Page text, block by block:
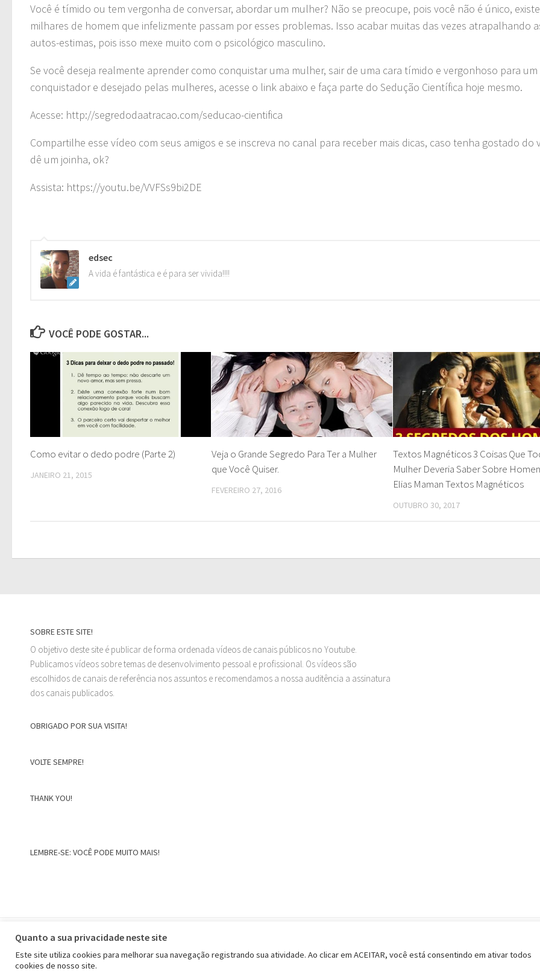
Você é tímido ou tem vergonha de conversar, abordar um mulher? Não se preocupe, pois você não é único,
milhares de homem que infelizmente passam por esses problemas. Isso acabar muitas das vezes atrapalhando
autos-estimas, pois isso mexe muito com o psicológico masculino.
Se você deseja realmente aprender como conquistar uma mulher, sair de uma cara tímido e vergonhoso para um
conquistador e desejado pelas mulheres, acesse o link abaixo e faça parte do Sedução Científica hoje mesmo.
Acesse: http://segredodaatracao.com/seducao-cientifica
Compartilhe esse vídeo com seus amigos e se inscreva no canal para receber mais dicas, caso tenha gostado do
dê um joinha, ok?
Assista: https://youtu.be/VVFSs9bi2DE
edsec
A vida é fantástica e é para ser vivida!!!!
VOCÊ PODE GOSTAR...
Como evitar o dedo podre (Parte 2)
JANEIRO 21, 2015
Veja o Grande Segredo Para Ter a Mulher
que Você Quiser.
FEVEREIRO 27, 2016
Textos Magnéticos 3 Coisas Que
Mulher Deveria Saber Sobre
Elias Maman Textos Magnéticos
OUTUBRO 30, 2017
SOBRE ESTE SITE!
O objetivo deste site é publicar de forma ordenada vídeos de canais públicos no Youtube.
Publicamos vídeos sobre temas de desenvolvimento pessoal e profissional. Os vídeos são
escolhidos de canais de referência nos assuntos e recomendamos a nossa auditência a assinatura
dos canais publicados.
OBRIGADO POR SUA VISITA!
VOLTE SEMPRE!
THANK YOU!
LEMBRE-SE: VOCÊ PODE MUITO MAIS!
Quanto a sua privacidade neste site
Este site utiliza cookies para melhorar sua navegação registrando sua atividade. Ao clicar em ACEITAR, você está consentindo em ativar todos
cookies de nosso site.